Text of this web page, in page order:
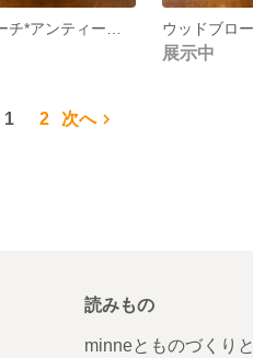
展示中
1 2 次へ
読みもの
minneとものづくりと